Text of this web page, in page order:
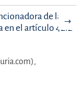
de la
el artículo 42.2